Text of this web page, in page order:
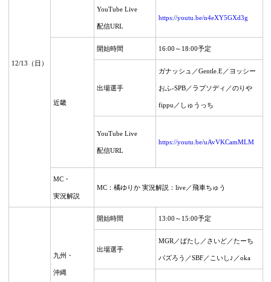
12/13 （日）
YouTube Live
配信URL
https://youtu.be/n4eXY5GXd3g
近畿
開始時間 16:00～18:00予定
出場選手
ガナッシュ／Gentle.E／ヨッシー
おふ-SPB／ラプソディ／のりや
fippu／しゅうっち
YouTube Live
配信URL
https://youtu.be/uAvVKCamMLM
MC・
実況解説
MC：橘ゆりか 実況解説：live／飛車ちゅう
九州・
沖縄
開始時間 13:00～15:00予定
出場選手
MGR／ばたし／さいど／たーち
パズろう／SBF／こいし♪／oka